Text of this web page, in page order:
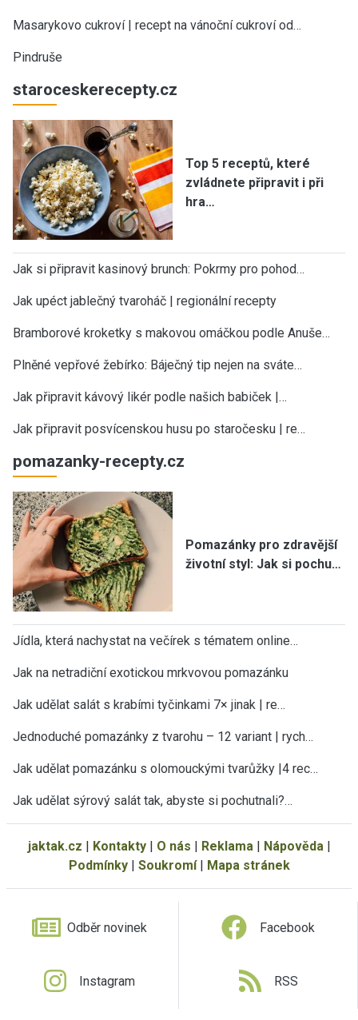
Masarykovo cukroví | recept na vánoční cukroví od…
Pindruše
staroceskerecepty.cz
Top 5 receptů, které
zvládnete připravit i při
hra…
Jak si připravit kasinový brunch: Pokrmy pro pohod…
Jak upéct jablečný tvaroháč | regionální recepty
Bramborové kroketky s makovou omáčkou podle Anuše…
Plněné vepřové žebírko: Báječný tip nejen na sváte…
Jak připravit kávový likér podle našich babiček |…
Jak připravit posvícenskou husu po staročesku | re…
pomazanky-recepty.cz
Pomazánky pro zdravější
životní styl: Jak si pochu…
Jídla, která nachystat na večírek s tématem online…
Jak na netradiční exotickou mrkvovou pomazánku
Jak udělat salát s krabími tyčinkami 7× jinak | re…
Jednoduché pomazánky z tvarohu – 12 variant | rych…
Jak udělat pomazánku s olomouckými tvarůžky |4 rec…
Jak udělat sýrový salát tak, abyste si pochutnali?…
jaktak.cz | Kontakty| O nás | Reklama| Nápověda|
Podmínky| Soukromí| Mapa stránek
Odběr novinek Facebook
Instagram RSS